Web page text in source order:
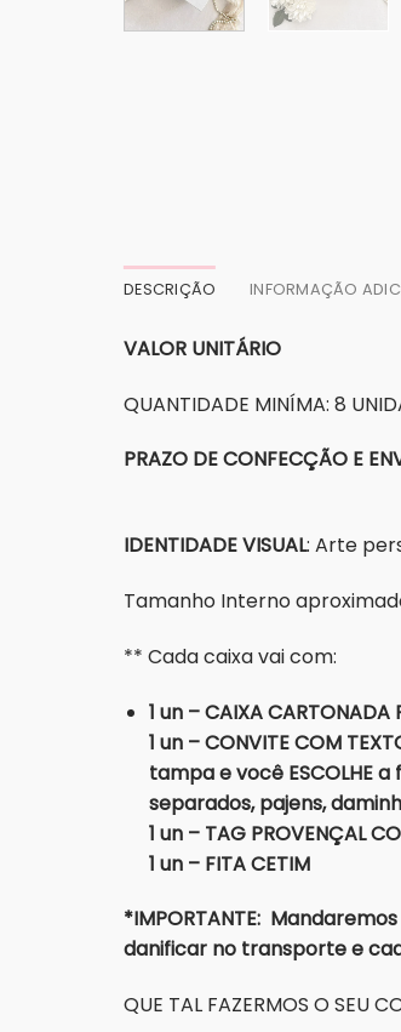
DESCRIÇÃO INFORMAÇÃO
VALOR UNITÁRIO
QUANTIDADE MINÍMA: 8
PRAZO DE CONFECÇÃO E
IDENTIDADE VISUAL: Arte
Tamanho Interno
** Cada caixa vai com:
1 un – CAIXA CARTONADA
1 un – CONVITE COM
tampa e você ESCOLHE
separados, pajens,
1 un – TAG PROVENÇAL
1 un – FITA CETIM
*IMPORTANTE:
danificar no transporte e
QUE TAL FAZERMOS O SEU